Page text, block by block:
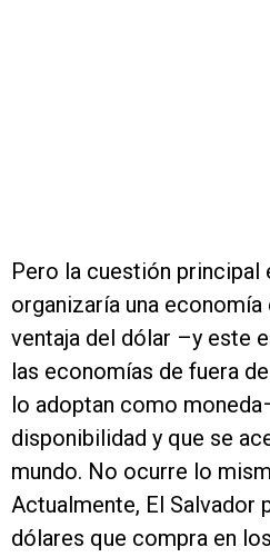
Pero la cuestión principal
organizaría una
ventaja del dólar –y este
las economías de fuera
lo adoptan como
disponibilidad y que se
mundo. No ocurre lo
Actualmente, El Salvador
dólares que compra en